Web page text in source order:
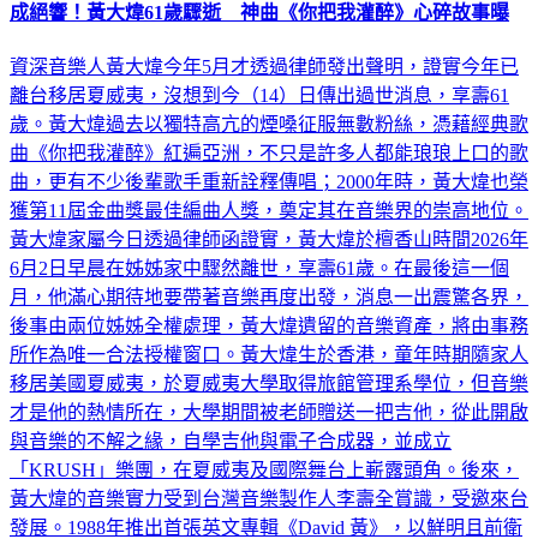
成絕響！黃大煒61歲驟逝 神曲《你把我灌醉》心碎故事曝
資深音樂人黃大煒今年5月才透過律師發出聲明，證實今年已
離台移居夏威夷，沒想到今（14）日傳出過世消息，享壽61
歲。黃大煒過去以獨特高亢的煙嗓征服無數粉絲，憑藉經典歌
曲《你把我灌醉》紅遍亞洲，不只是許多人都能琅琅上口的歌
曲，更有不少後輩歌手重新詮釋傳唱；2000年時，黃大煒也榮
獲第11屆金曲獎最佳編曲人獎，奠定其在音樂界的崇高地位。
黃大煒家屬今日透過律師函證實，黃大煒於檀香山時間2026年
6月2日早晨在姊姊家中驟然離世，享壽61歲。在最後這一個
月，他滿心期待地要帶著音樂再度出發，消息一出震驚各界，
後事由兩位姊姊全權處理，黃大煒遺留的音樂資產，將由事務
所作為唯一合法授權窗口。黃大煒生於香港，童年時期隨家人
移居美國夏威夷，於夏威夷大學取得旅館管理系學位，但音樂
才是他的熱情所在，大學期間被老師贈送一把吉他，從此開啟
與音樂的不解之緣，自學吉他與電子合成器，並成立
「KRUSH」樂團，在夏威夷及國際舞台上嶄露頭角。後來，
黃大煒的音樂實力受到台灣音樂製作人李壽全賞識，受邀來台
發展。1988年推出首張英文專輯《David 黃》，以鮮明且前衛